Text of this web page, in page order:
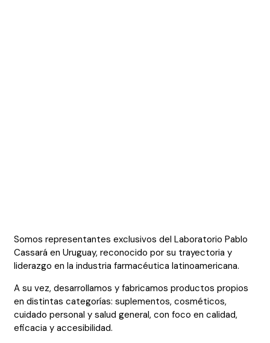
Somos representantes exclusivos del Laboratorio Pablo
Cassará en Uruguay, reconocido por su trayectoria y
liderazgo en la industria farmacéutica latinoamericana.
A su vez, desarrollamos y fabricamos productos propios
en distintas categorías: suplementos, cosméticos,
cuidado personal y salud general, con foco en calidad,
eficacia y accesibilidad.